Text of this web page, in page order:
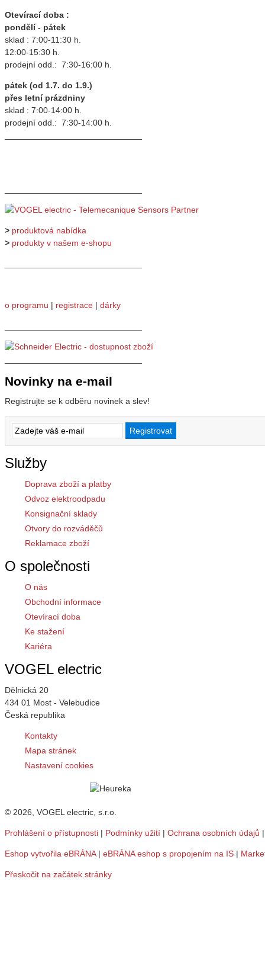
Otevírací doba :
pondělí - pátek
sklad : 7:00-11:30 h.
12:00-15:30 h.
prodejní odd.: 7:30-16:00 h.
pátek (od 1.7. do 1.9.)
přes letní prázdniny
sklad : 7:00-14:00 h.
prodejní odd.: 7:30-14:00 h.
> produktová nabídka
> produkty v našem e-shopu
o programu | registrace | dárky
Novinky na e-mail
Registrujte se k odběru novinek a slev!
Služby
Doprava zboží a platby
Odvoz elektroodpadu
Konsignační sklady
Otvory do rozváděčů
Reklamace zboží
O společnosti
O nás
Obchodní informace
Otevírací doba
Ke stažení
Kariéra
VOGEL electric
Dělnická 20
434 01 Most - Velebudice
Česká republika
Kontakty
Mapa stránek
Nastavení cookies
© 2026, VOGEL electric, s.r.o.
Prohlášení o přístupnosti | Podmínky užití | Ochrana osobních údajů
Eshop vytvořila eBRÁNA| eBRÁNA eshop s propojením na IS |
Přeskočit na začátek stránky